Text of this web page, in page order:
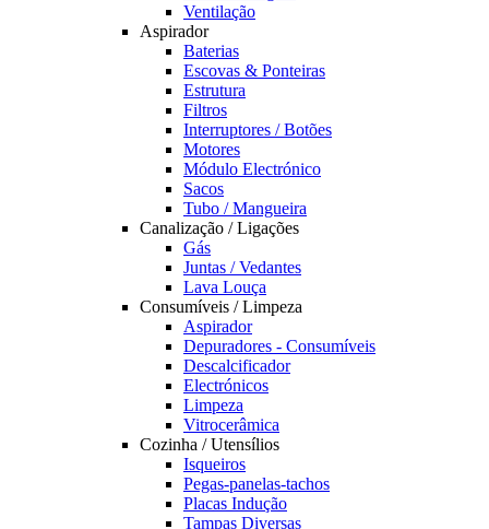
Ventilação
Aspirador
Baterias
Escovas & Ponteiras
Estrutura
Filtros
Interruptores / Botões
Motores
Módulo Electrónico
Sacos
Tubo / Mangueira
Canalização / Ligações
Gás
Juntas / Vedantes
Lava Louça
Consumíveis / Limpeza
Aspirador
Depuradores - Consumíveis
Descalcificador
Electrónicos
Limpeza
Vitrocerâmica
Cozinha / Utensílios
Isqueiros
Pegas-panelas-tachos
Placas Indução
Tampas Diversas